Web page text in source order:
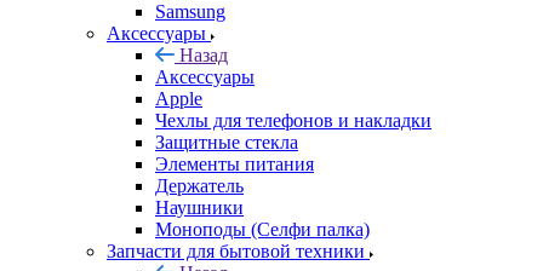
Чехлы для телефонов и накладки
Защитные стекла
Элементы питания
Держатель
Наушники
Моноподы (Селфи палка)
Запчасти для бытовой техники
Назад
Запчасти для бытовой техники
Запчасти для блендеров и миксеров
Запчасти для водонагревателей
Запчасти для кофемашин